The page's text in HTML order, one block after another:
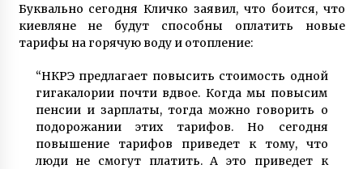
Буквально сегодня Кличко заявил, что боится, что
киевляне не будут способны оплатить новые
тарифы на горячую воду и отопление:
“НКРЭ предлагает повысить стоимость одной
гигакалории почти вдвое. Когда мы повысим
пенсии и зарплаты, тогда можно говорить о
подорожании этих тарифов. Но сегодня
повышение тарифов приведет к тому, что
люди не смогут платить. А это приведет к